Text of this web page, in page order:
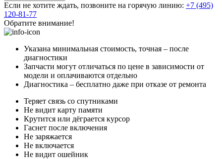
Если не хотите ждать, позвоните на горячую линию: +7 (495)
120-81-77
Обратите внимание!
Указана минимальная стоимость, точная – после
диагностики
Запчасти могут отличаться по цене в зависимости от
модели и оплачиваются отдельно
Диагностика – бесплатно даже при отказе от ремонта
Теряет связь со спутниками
Не видит карту памяти
Крутится или дёграется курсор
Гаснет после включения
Не заряжается
Не включается
Не видит ошейник